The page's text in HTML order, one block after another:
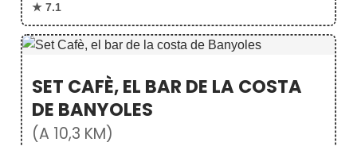
★ 7.1
SET CAFÈ, EL BAR DE LA COSTA
DE BANYOLES
(A 10,3 KM)